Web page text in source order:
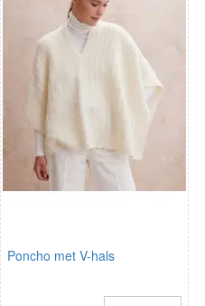
Poncho met V-hals